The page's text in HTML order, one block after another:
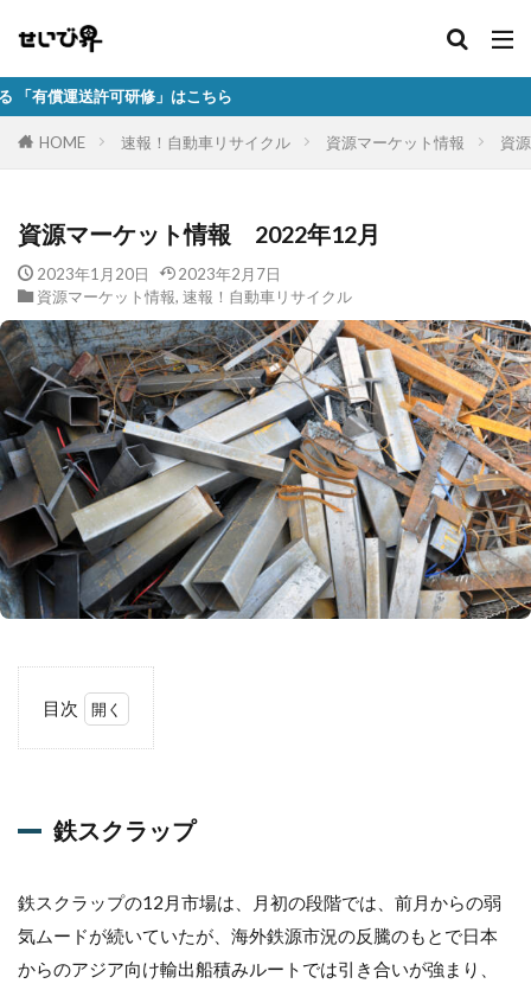
修」はこちら
HOME 速報！自動車リサイクル 資源マーケット情報 資
資源マーケット情報 2022年12月
2023年1月20日
2023年2月7日
資源マーケット情報, 速報！自動車リサイクル
目次
ラ
2
粗
鋼
鉄スクラップ
鉄スクラップの12月市場は、月初の段階では、前月からの弱
気ムードが続いていたが、海外鉄源市況の反騰のもとで日本
からのアジア向け輸出船積みルートでは引き合いが強まり、